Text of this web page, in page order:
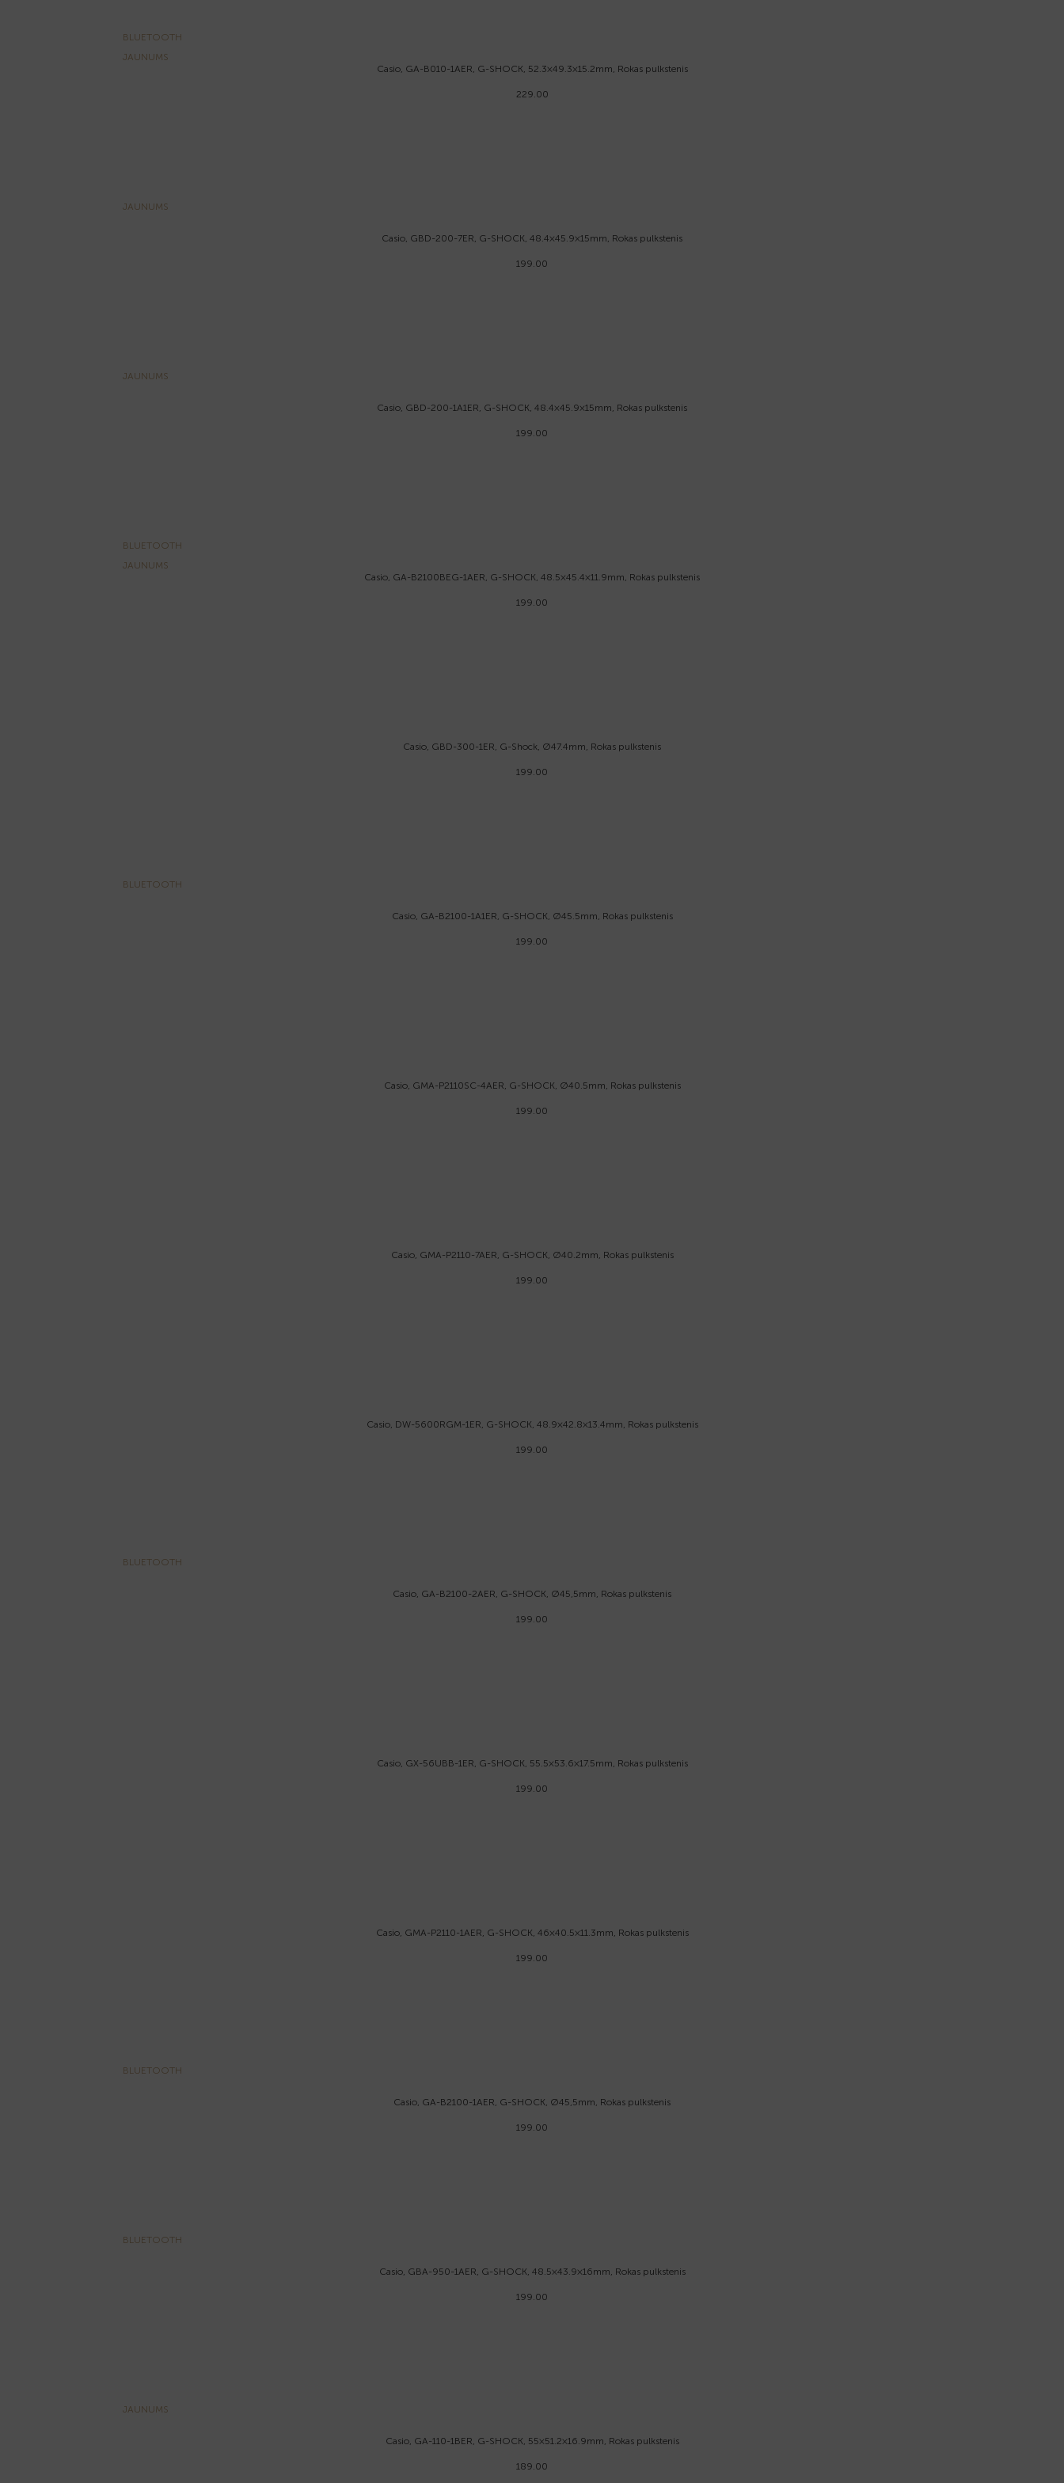
BLUETOOTH
JAUNUMS
Casio, GA-B010-1AER, G-SHOCK, 52.3×49.3×15.2mm, Rokas pulkstenis
229.00
JAUNUMS
Casio, GBD-200-7ER, G-SHOCK, 48.4×45.9×15mm, Rokas pulkstenis
199.00
JAUNUMS
Casio, GBD-200-1A1ER, G-SHOCK, 48.4×45.9×15mm, Rokas pulkstenis
199.00
BLUETOOTH
JAUNUMS
Casio, GA-B2100BEG-1AER, G-SHOCK, 48.5×45.4×11.9mm, Rokas pulkstenis
199.00
Casio, GBD-300-1ER, G-Shock, Ø47.4mm, Rokas pulkstenis
199.00
BLUETOOTH
Casio, GA-B2100-1A1ER, G-SHOCK, Ø45.5mm, Rokas pulkstenis
199.00
Casio, GMA-P2110SC-4AER, G-SHOCK, Ø40.5mm, Rokas pulkstenis
199.00
Casio, GMA-P2110-7AER, G-SHOCK, Ø40.2mm, Rokas pulkstenis
199.00
Casio, DW-5600RGM-1ER, G-SHOCK, 48.9×42.8×13.4mm, Rokas pulkstenis
199.00
BLUETOOTH
Casio, GA-B2100-2AER, G-SHOCK, Ø45,5mm, Rokas pulkstenis
199.00
Casio, GX-56UBB-1ER, G-SHOCK, 55.5×53.6×17.5mm, Rokas pulkstenis
199.00
Casio, GMA-P2110-1AER, G-SHOCK, 46×40.5×11.3mm, Rokas pulkstenis
199.00
BLUETOOTH
Casio, GA-B2100-1AER, G-SHOCK, Ø45,5mm, Rokas pulkstenis
199.00
BLUETOOTH
Casio, GBA-950-1AER, G-SHOCK, 48.5×43.9×16mm, Rokas pulkstenis
199.00
JAUNUMS
Casio, GA-110-1BER, G-SHOCK, 55×51.2×16.9mm, Rokas pulkstenis
189.00